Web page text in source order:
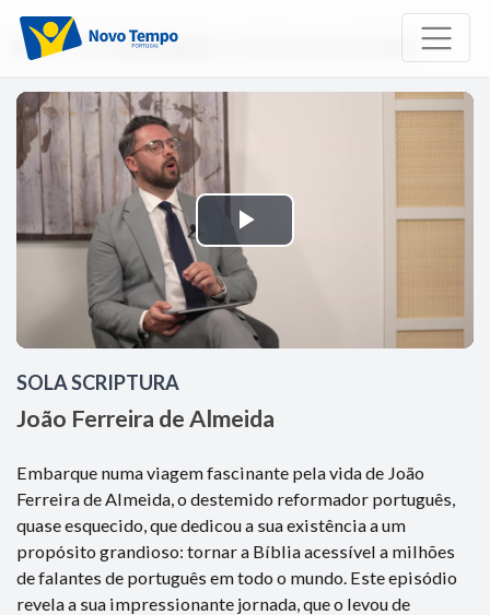
Início TV Sola Scriptura
Reproduzir
Vídeo
SOLA SCRIPTURA
João Ferreira de Almeida
Embarque numa viagem fascinante pela vida de João
Ferreira de Almeida, o destemido reformador português,
quase esquecido, que dedicou a sua existência a um
propósito grandioso: tornar a Bíblia acessível a milhões
de falantes de português em todo o mundo. Este episódio
revela a sua impressionante jornada, que o levou de